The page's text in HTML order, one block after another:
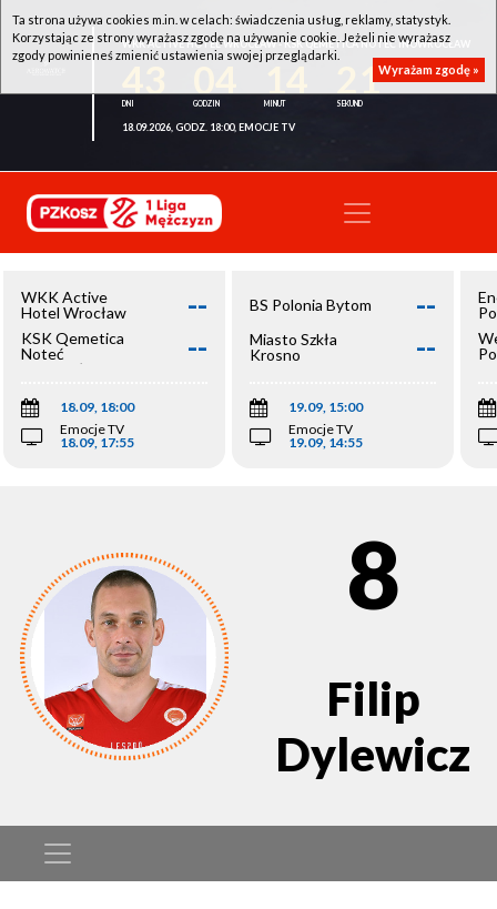
WKK ACTIVE HOTEL WROCŁAW - KSK QEMETICA NOTEĆ INOWROCŁAW
21
18.09.2026, GODZ. 18:00, EMOCJE TV
WKK Active
Hotel Wrocław
--
KSK Qemetica
Noteć
Inowrocław
--
18.09, 18:00
Emocje TV
18.09, 17:55
BS Polonia Bytom --
Miasto Szkła
Krosno
--
19.09, 15:00
Emocje TV
19.09, 14:55
8
Filip
Dylewicz
Ta strona używa cookies m.in. w celach: świadczenia usług, reklamy, statystyk.
Korzystając ze strony wyrażasz zgodę na używanie cookie. Jeżeli nie wyrażasz
zgody powinieneś zmienić ustawienia swojej przeglądarki.
Wyrażam zgodę »